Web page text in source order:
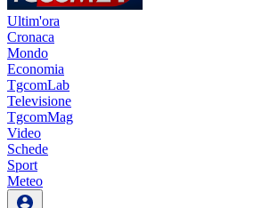
Ultim'ora
Cronaca
Mondo
Economia
TgcomLab
Televisione
TgcomMag
Video
Schede
Sport
Meteo